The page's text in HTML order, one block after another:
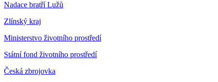
Nadace bratří Lužů
Zlínský kraj
Ministerstvo životního prostředí
Státní fond životního prostředí
Česká zbrojovka